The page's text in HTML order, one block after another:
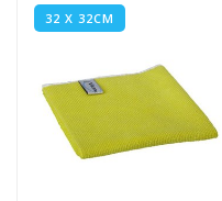
32 X 32CM